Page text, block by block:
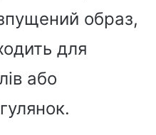
образ,
для
або